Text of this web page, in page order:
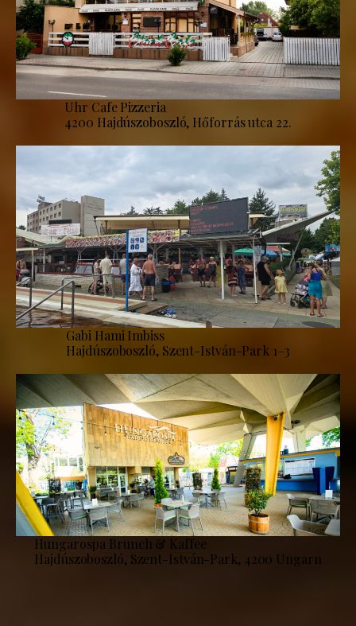
Uhr Cafe Pizzeria
4200 Hajdúszoboszló, Hőforrás utca 22.
Gabi Hami Imbiss
Hajdúszoboszló, Szent-István-Park 1–3
Hungarospa Brunch & Kaffee
Hajdúszoboszló, Szent-István-Park, 4200 Ungarn